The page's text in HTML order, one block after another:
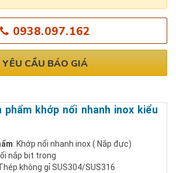
0938.097.162
YÊU CẦU BÁO GIÁ
khớp nối nhanh inox kiểu
: Khớp nối nhanh inox ( Nắp đực)
nắp bịt trong
không gỉ SUS304/SUS316